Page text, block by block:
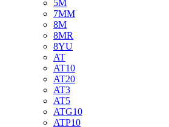
5M
7MM
8M
8MR
8YU
AT
AT10
AT20
AT3
AT5
ATG10
ATP10